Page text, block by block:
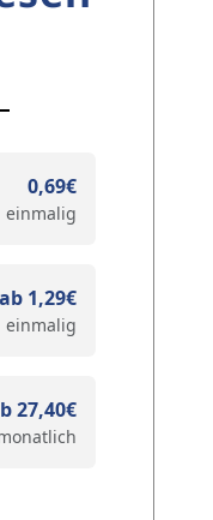
0,69€
einmalig
ab 1,29€
einmalig
27,40€